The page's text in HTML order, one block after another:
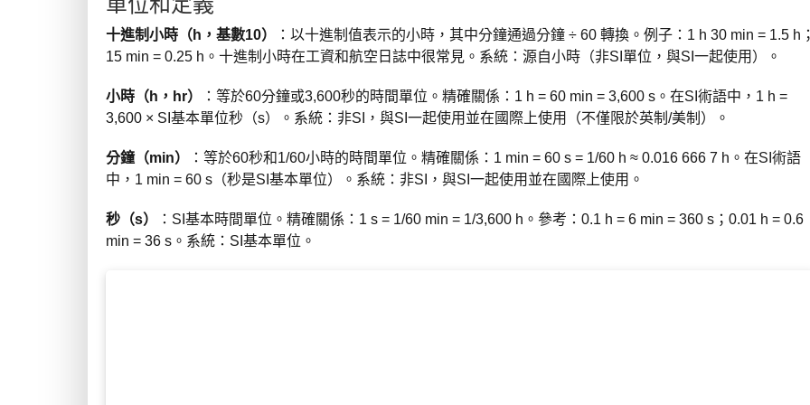
十進制小時（h，基數10）
：以十進制值表示的小時，其中分鐘通過分鐘 ÷ 60 轉換。例子：1 h 30 min = 1.5 h
15 min = 0.25 h。十進制小時在工資和航空日誌中很常見。系統：源自小時（非SI單位，與SI一起使用）。
小時（h，hr）
：等於60分鐘或3,600秒的時間單位。精確關係：1 h = 60 min = 3,600 s。在SI術語中，1 h =
3,600 × SI基本單位秒（s）。系統：非SI，與SI一起使用並在國際上使用（不僅限於英制/美制）。
分鐘（min）
：等於60秒和1/60小時的時間單位。精確關係：1 min = 60 s = 1/60 h ≈ 0.016 666 7 h。在SI術語
中，1 min = 60 s（秒是SI基本單位）。系統：非SI，與SI一起使用並在國際上使用。
秒（s）
：SI基本時間單位。精確關係：1 s = 1/60 min = 1/3,600 h。參考：0.1 h = 6 min = 360 s；0.01 h = 0.6
min = 36 s。系統：SI基本單位。